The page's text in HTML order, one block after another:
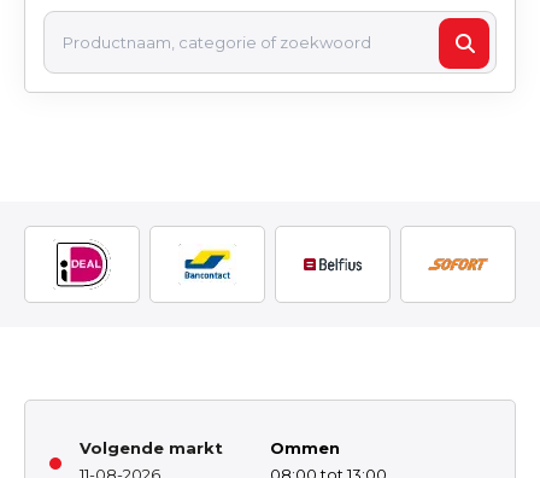
Volgende markt
Ommen